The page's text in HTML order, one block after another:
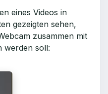
eines Videos in
gezeigten sehen,
zusammen mit
werden soll: